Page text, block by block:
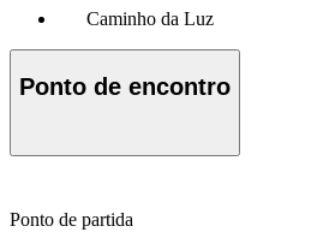
Caminho da Luz
Ponto de encontro
Ponto de partida